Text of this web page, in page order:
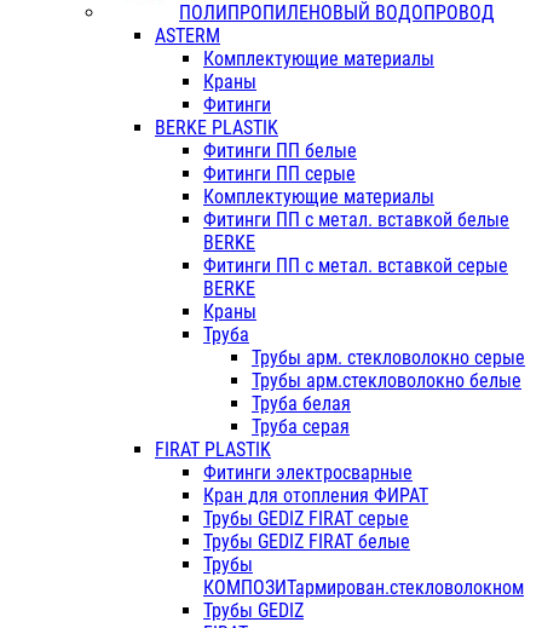
ПОЛИПРОПИЛЕНОВЫЙ ВОДОПРОВОД
ASTERM
Комплектующие материалы
Краны
Фитинги
BERKE PLASTIK
Фитинги ПП белые
Фитинги ПП серые
Комплектующие материалы
Фитинги ПП с метал. вставкой белые
BERKE
Фитинги ПП с метал. вставкой серые
BERKE
Краны
Труба
Трубы арм. стекловолокно серые
Трубы арм.стекловолокно белые
Труба белая
Труба серая
FIRAT PLASTIK
Фитинги электросварные
Кран для отопления ФИРАТ
Трубы GEDIZ FIRAT серые
Трубы GEDIZ FIRAT белые
Трубы
КОМПОЗИТармирован.стекловолокном
Трубы GEDIZ